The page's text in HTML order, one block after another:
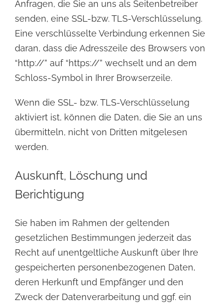
Anfragen, die Sie an uns als Seitenbetreiber
senden, eine SSL-bzw. TLS-Verschlüsselung.
Eine verschlüsselte Verbindung erkennen Sie
daran, dass die Adresszeile des Browsers von
“http://” auf “https://” wechselt und an dem
Schloss-Symbol in Ihrer Browserzeile.
Wenn die SSL- bzw. TLS-Verschlüsselung
aktiviert ist, können die Daten, die Sie an uns
übermitteln, nicht von Dritten mitgelesen
werden.
Auskunft, Löschung und
Berichtigung
Sie haben im Rahmen der geltenden
gesetzlichen Bestimmungen jederzeit das
Recht auf unentgeltliche Auskunft über Ihre
gespeicherten personenbezogenen Daten,
deren Herkunft und Empfänger und den
Zweck der Datenverarbeitung und ggf. ein